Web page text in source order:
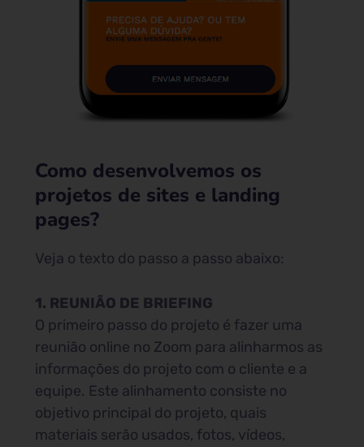
Como desenvolvemos os
projetos de sites e landing
pages?
Veja o texto do passo a passo abaixo:
1. REUNIÃO DE BRIEFING
O primeiro passo do projeto é fazer uma
reunião online no Zoom para alinharmos as
informações do projeto com o cliente e a
equipe. Este alinhamento consiste no
objetivo principal do projeto, quais
materiais serão usados, fotos, vídeos,